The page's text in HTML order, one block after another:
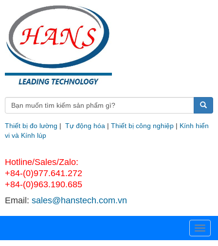
Thiết bị đo lường | Tự động hóa | Thiết bị công nghiệp | Kính hiển
vi và Kính lúp
Hotline/Sales/Zalo:
+84-(0)977.641.272
+84-(0)963.190.685
Email: sales@hanstech.com.vn